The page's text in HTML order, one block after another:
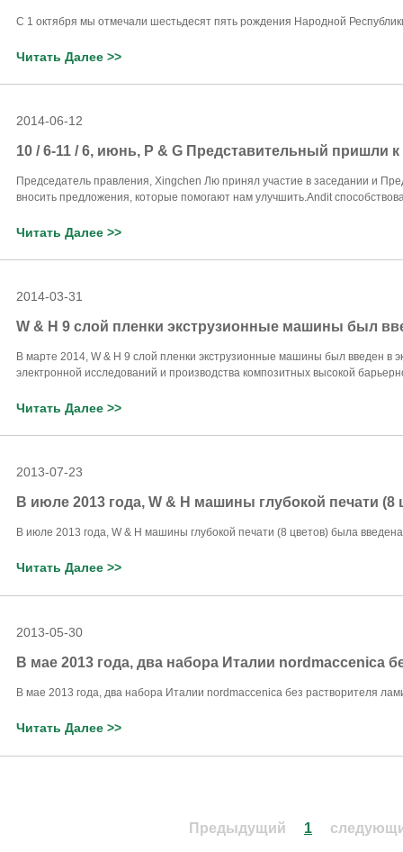
С 1 октября мы отмечали шестьдесят пять рождения Народной
Читать Далее >>
2014-06-12
10 / 6-11 / 6, июнь, P & G Представительный пришли
Председатель правления, Xingchen Лю принял участие в заседании и
вносить предложения, которые помогают нам улучшить.Andit
Читать Далее >>
2014-03-31
W & H 9 слой пленки экструзионные машины был
В марте 2014, W & H 9 слой пленки экструзионные машины был введен в
электронной исследований и производства композитных высокой
Читать Далее >>
2013-07-23
В июле 2013 года, W & H машины глубокой печати
В июле 2013 года, W & H машины глубокой печати (8 цветов) была
Читать Далее >>
2013-05-30
В мае 2013 года, два набора Италии nordmaccenica
В мае 2013 года, два набора Италии nordmaccenica без растворителя
Читать Далее >>
Предыдущий 1